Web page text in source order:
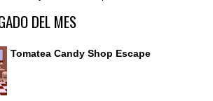
de comentarios
DEL MES
Tomatea Candy Shop Escape